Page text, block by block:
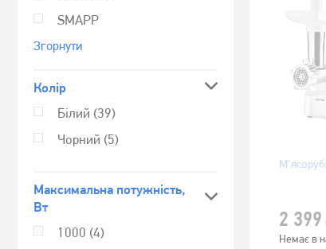
SMAPP
Згорнути
Колір
Білий (39)
Чорний (5)
Максимальна потужність,
Вт
1000 (4)
2 399
Немає в